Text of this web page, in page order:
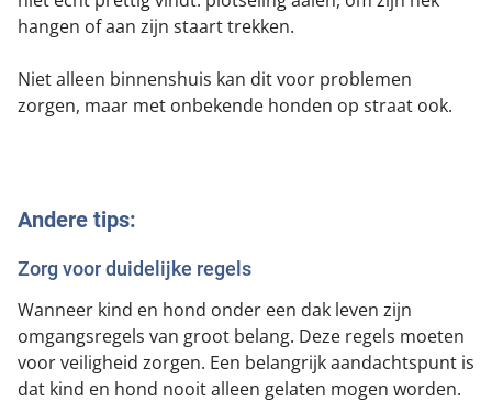
hangen of aan zijn staart trekken.
Niet alleen binnenshuis kan dit voor problemen
zorgen, maar met onbekende honden op straat ook.
Andere tips:
Zorg voor duidelijke regels
Wanneer kind en hond onder een dak leven zijn
omgangsregels van groot belang. Deze regels moeten
voor veiligheid zorgen. Een belangrijk aandachtspunt is
dat kind en hond nooit alleen gelaten mogen worden.